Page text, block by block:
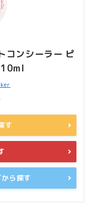
コンシーラー ピ
10ml
す
ら探す